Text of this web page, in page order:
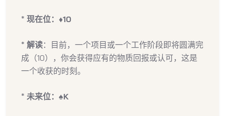
* 现在位：♦10
* 解读：目前，一个项目或一个工作阶段即将圆满完
成（10），你会获得应有的物质回报或认可，这是
一个收获的时刻。
* 未来位：♠K